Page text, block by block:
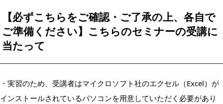
【必ずこちらをご確認・ご了承の上、各自で
ご準備ください】こちらのセミナーの受講に
当たって
・実習のため、受講者はマイクロソフト社のエクセル（Excel）が
インストールされているパソコンを用意していただく必要があり